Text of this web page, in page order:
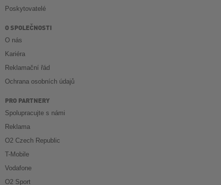
Poskytovatelé
O SPOLEČNOSTI
O nás
Kariéra
Reklamační řád
Ochrana osobních údajů
PRO PARTNERY
Spolupracujte s námi
Reklama
O2 Czech Republic
T-Mobile
Vodafone
O2 Sport